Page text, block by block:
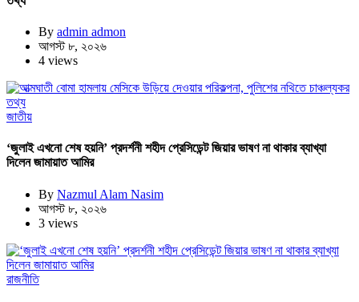
By admin admon
আগস্ট ৮, ২০২৬
4 views
জাতীয়
‘জুলাই এখনো শেষ হয়নি’ প্রদর্শনী শহীদ প্রেসিডেন্ট জিয়ার ভাষণ না থাকার ব্যাখ্যা
দিলেন জামায়াত আমির
By Nazmul Alam Nasim
আগস্ট ৮, ২০২৬
3 views
রাজনীতি